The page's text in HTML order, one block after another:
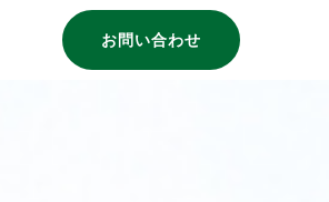
お問い合わせ